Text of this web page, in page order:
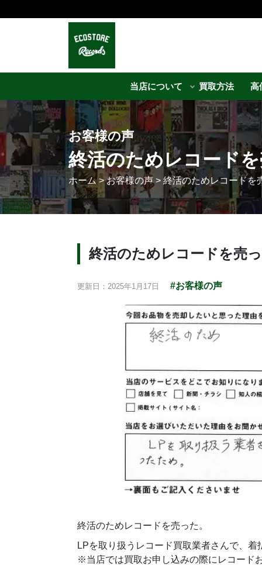
当店について 買取方法 高
お客様の声
終活のためレコード
ホーム>お客様の声> 終活のためレコードを
終活のためレコードを売っ
更新日：2025年1月17日 #お客様の声
終活のためレコードを売った。
LPを取り扱うレコード買取業者さんで、着
※当店では買取お申し込みの際にレコード